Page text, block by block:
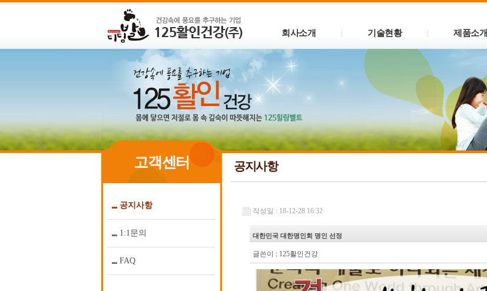
회사소개 기술현황 제품소개
고객센터
공지사항
1:1문의
FAQ
공지사항
작성일 : 18-12-28 16:32
대한민국 대한명인회 명인 선정
글쓴이 : 125활인건강